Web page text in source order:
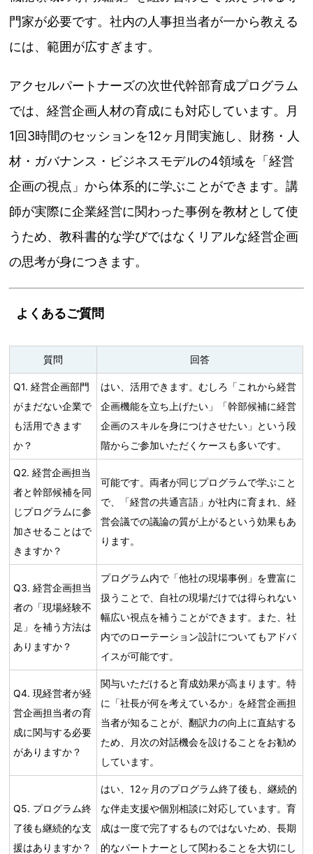
門家が必要です。社内の人事担当者が一から教える
には、範囲が広すぎます。
アクセルパートナーズの次世代幹部育成プログラム
では、経営企画人材の育成にも対応しています。月
1回3時間のセッションを12ヶ月間実施し、財務・人
材・ガバナンス・ビジネスモデルの4領域を「経営
企画の視点」から体系的に学ぶことができます。講
師が実際に企業経営に関わった事例を教材として使
うため、教科書的な学びではなくリアルな経営企画
の思考が身につきます。
よくあるご質問
質問 回答
Q1. 経営企画部門
がまだない企業で
も活用できます
か？
はい、活用できます。むしろ「これから経営
企画機能を立ち上げたい」「幹部候補に経営
企画のスキルを身につけさせたい」という段
階からご参加いただくケースも多いです。
Q2. 経営企画担当
者と幹部候補を同
じプログラムに参
加させることはで
きますか？
可能です。両者が同じプログラムで学ぶこと
で、「経営の共通言語」が社内に育まれ、経
営会議での議論の質が上がるという効果もあ
ります。
Q3. 経営企画担当
者の「現場経験不
足」を補う方法は
ありますか？
プログラム内で「他社の現場事例」を豊富に
扱うことで、自社の現場だけでは得られない
幅広い視点を補うことができます。また、社
内でのローテーション設計についてもアドバ
イスが可能です。
Q4. 現経営者が経
営企画担当者の育
成に関与する必要
がありますか？
関与いただけると育成効果が高まります。特
に「社長が何を考えているか」を経営企画担
当者が知ることが、翻訳力の向上に直結する
ため、月次の対話機会を設けることをお勧め
しています。
Q5. プログラム終
了後も継続的な支
援はありますか？
はい、12ヶ月のプログラム終了後も、継続的
な伴走支援や個別相談に対応しています。育
成は一度で完了するものではないため、長期
的なパートナーとして関わることを大切にし